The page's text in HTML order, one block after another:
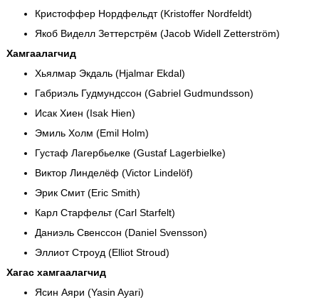
Кристоффер Нордфельдт (Kristoffer Nordfeldt)
Якоб Виделл Зеттерстрём (Jacob Widell Zetterström)
Хамгаалагчид
Хьялмар Экдаль (Hjalmar Ekdal)
Габриэль Гудмундссон (Gabriel Gudmundsson)
Исак Хиен (Isak Hien)
Эмиль Холм (Emil Holm)
Густаф Лагербьелке (Gustaf Lagerbielke)
Виктор Линделёф (Victor Lindelöf)
Эрик Смит (Eric Smith)
Карл Старфельт (Carl Starfelt)
Даниэль Свенссон (Daniel Svensson)
Эллиот Строуд (Elliot Stroud)
Хагас хамгаалагчид
Ясин Аяри (Yasin Ayari)